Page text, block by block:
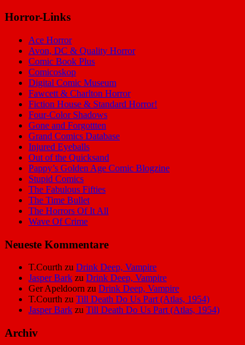
Horror-Links
Ace Horror
Avon, DC & Quality Horror
Comic Book Plus
Comicoskop
Digital Comic Museum
Fawcett & Charlton Horror
Fiction House & Standard Horror!
Four-Color Shadows
Gone and Forgottten
Grand Comics Database
Injured Eyeballs
Out of the Quicksand
Pappy’s Golden Age Comic Blogzine
Stupid Comics
The Fabulous Fifties
The Time Bullet
The Horrors Of It All
Wave Of Crime
Neueste Kommentare
T.Courth zu Drink Deep, Vampire
Jasper Bark zu Drink Deep, Vampire
Ger Apeldoorn zu Drink Deep, Vampire
T.Courth zu Till Death Do Us Part (Atlas, 1954)
Jasper Bark zu Till Death Do Us Part (Atlas, 1954)
Archiv